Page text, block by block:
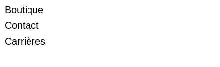
Boutique
Contact
Carrières